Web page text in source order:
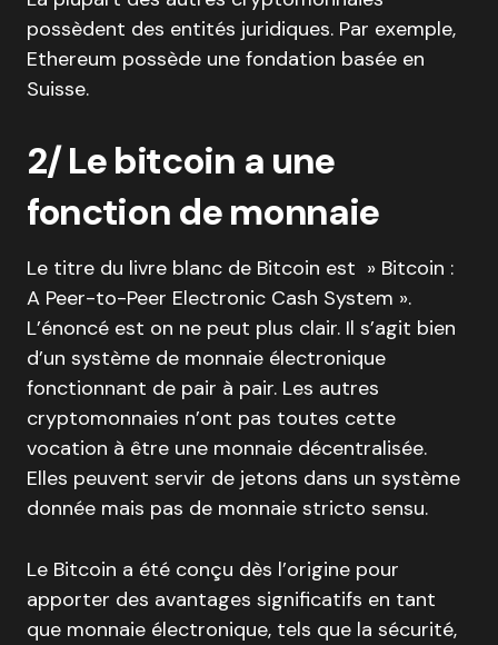
possèdent des entités juridiques. Par exemple,
Ethereum possède une fondation basée en
Suisse.
2/ Le bitcoin a une
fonction de monnaie
Le titre du livre blanc de Bitcoin est » Bitcoin :
A Peer-to-Peer Electronic Cash System ».
L’énoncé est on ne peut plus clair. Il s’agit bien
d’un système de monnaie électronique
fonctionnant de pair à pair. Les autres
cryptomonnaies n’ont pas toutes cette
vocation à être une monnaie décentralisée.
Elles peuvent servir de jetons dans un système
donnée mais pas de monnaie stricto sensu.
Le Bitcoin a été conçu dès l’origine pour
apporter des avantages significatifs en tant
que monnaie électronique, tels que la sécurité,